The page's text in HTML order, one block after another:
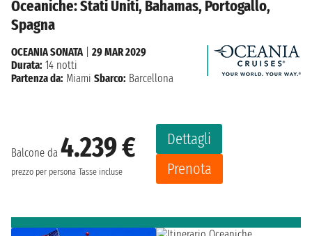
Oceaniche: Stati Uniti, Bahamas, Portogallo,
Spagna
Balcone da 4.239 €
prezzo per persona Tasse incluse
Dettagli
Prenota
OCEANIA SONATA| 29 MAR 2029
Durata: 14 notti
Partenza da: Miami Sbarco: Barcellona